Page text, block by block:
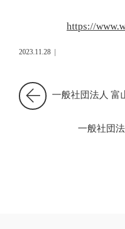
https://
2023.11.28
一般社団法人 富
一般社団